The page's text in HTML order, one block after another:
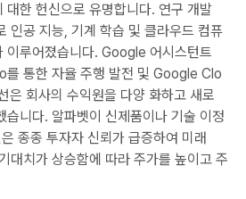
대한 헌신으로 유명합니다. 연구 개발
인공 지능, 기계 학습 및 클라우드 컴퓨
이루어졌습니다. Google 어시스턴트
를 통한 자율 주행 발전 및 Google Clo
은 회사의 수익원을 다양 화하고 새로
습니다. 알파벳이 신제품이나 기술 이정
종종 투자자 신뢰가 급증하여 미래
대치가 상승함에 따라 주가를 높이고 주